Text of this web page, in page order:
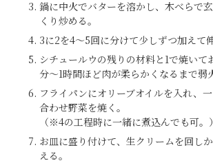
鍋に中火でバターを溶かし、木べらで
くり炒める。
3に2を4～5回に分けて少しずつ加えて
シチュールウの残りの材料と1で焼いて
分～1時間ほど肉が柔らかくなるまで弱
フライパンにオリーブオイルを入れ、
合わせ野菜を焼く。
（※4の工程時に一緒に煮込んでも可。）
お皿に盛り付けて、生クリームを回し
える。